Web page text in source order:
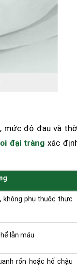
mức độ đau và
đại tràng xác
không phụ thuộc thực
lẫn máu
rốn hoặc hố chậu